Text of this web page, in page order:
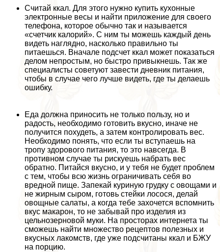
Считай ккал. Для этого нужно купить кухонные
электронные весы и найти приложение для своего
телефона, которое обычно так и называется
«счетчик калорий». С ним ты можешь каждый день
видеть наглядно, насколько правильно ты
питаешься. Вначале подсчет ккал может показаться
делом непростым, но быстро привыкнешь. Так же
специалисты советуют завести дневник питания,
чтобы в случае чего лучше видеть, где ты делаешь
ошибку.
Еда должна приносить не только пользу, но и
радость, необходимо готовить вкусно, иначе не
получится похудеть, а затем контролировать вес.
Необходимо понять, что если ты вступаешь на
тропу здорового питания, то это навсегда. В
противном случае ты рискуешь набрать вес
обратно. Питайся вкусно, и у тебя не будет проблем
с тем, чтобы всю жизнь ограничивать себя во
вредной пище. Запекай куриную грудку с овощами и
не жирным сыром, готовь стейки лосося, делай
овощные салаты, а когда тебе захочется вспомнить
вкус макарон, то не забывай про изделия из
цельнозерновой муки. На просторах интернета ты
сможешь найти множество рецептов полезных и
вкусных лакомств, где уже подсчитаны ккал и БЖУ
на порцию.